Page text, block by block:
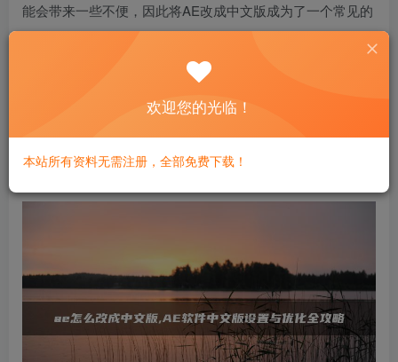
能会带来一些不便，因此将AE改成中文版成为了一个常见的
需求。本文将详细介绍如何将AE软件从英文版切换为中文
版，并提供一些设置与优化的建议，以帮助用户更好地使用
探讨一些优化中文版AE的方法，以提高软件的性能和用户体
验。通过本文的指导，用户可以轻松地将AE切换为中文版，
并充分利用其功能进行高效的视频制作。
欢迎您的光临！
本站所有资料无需注册，全部免费下载！